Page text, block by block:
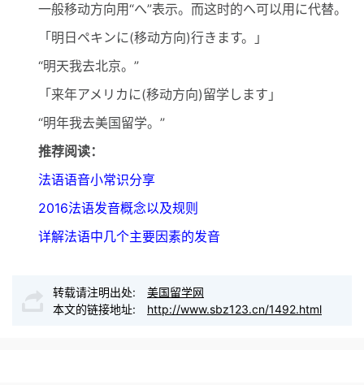
一般移动方向用“へ”表示。而这时的へ可以用に代替。
「明日ペキンに(移动方向)行きます。」
“明天我去北京。”
「来年アメリカに(移动方向)留学します」
“明年我去美国留学。”
推荐阅读：
法语语音小常识分享
2016法语发音概念以及规则
详解法语中几个主要因素的发音
转载请注明出处:
美国留学网
本文的链接地址:
http://www.sbz123.cn/1492.html